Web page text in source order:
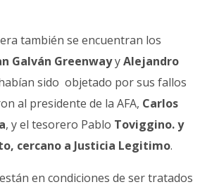
también se encuentran los
Galván GreenwayyAlejandro
sido objetado por sus fallos
al presidente de la AFA, Carlos
, y el tesorero Pablo Toviggino. y
cercano a Justicia Legitimo.
en condiciones de ser tratados